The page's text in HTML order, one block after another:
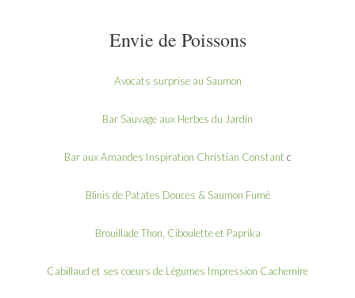
Envie de Poissons
Avocats surprise au Saumon
Bar Sauvage aux Herbes du Jardin
Bar aux Amandes Inspiration Christian Constant c
Blinis de Patates Douces & Saumon Fumé
Brouillade Thon, Ciboulette et Paprika
Cabillaud et ses coeurs de Légumes Impression Cachemire